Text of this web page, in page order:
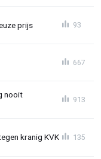
prijs 93
667
nooit
913
kranig KVK 135